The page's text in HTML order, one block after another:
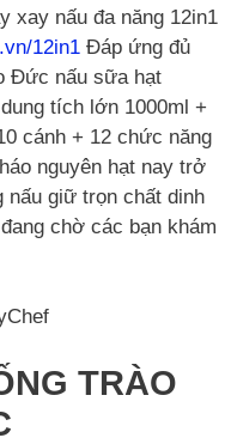
xay nấu đa năng 12in1
12in1 Đáp ứng đủ
Đức nấu sữa hạt
tích lớn 1000ml +
cánh + 12 chức năng
nguyên hạt nay trở
nấu giữ trọn chất dinh
chờ các bạn khám
TRÀO